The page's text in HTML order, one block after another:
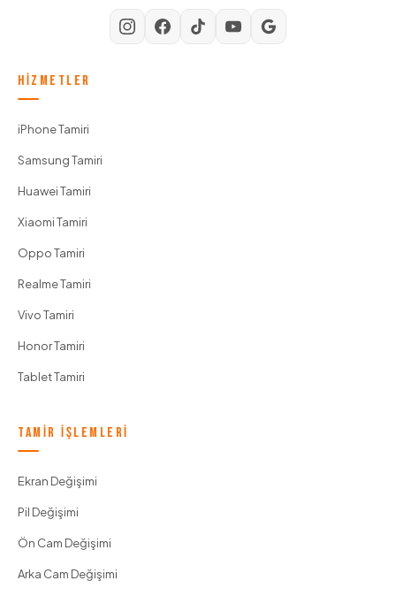
HIZMETLER
iPhone Tamiri
Samsung Tamiri
Huawei Tamiri
Xiaomi Tamiri
Oppo Tamiri
Realme Tamiri
Vivo Tamiri
Honor Tamiri
Tablet Tamiri
TAMIR İŞLEMLERI
Ekran Değişimi
Pil Değişimi
Ön Cam Değişimi
Arka Cam Değişimi